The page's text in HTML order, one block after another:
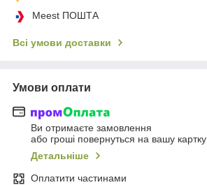
Meest ПОШТА
Всі умови доставки
Умови оплати
Ви отримаєте замовлення
або гроші повернуться на вашу картку
Детальніше
Оплатити частинами